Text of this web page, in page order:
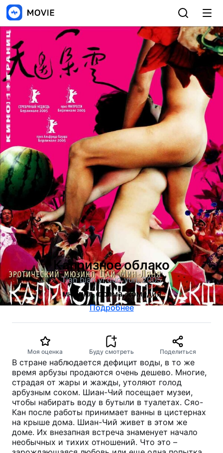
Капризное облако
Tian bian yi duo yun, 2005
мюзикл, драма, комедия
Подробнее
Моя оценка Буду смотреть Поделиться
В стране наблюдается дефицит воды, в то же
время арбузы продаются очень дешево. Многие,
страдая от жары и жажды, утоляют голод
арбузным соком. Шиан-Чий посещает музеи,
чтобы набирать воду в бутыли в туалетах. Сяо-
Кан после работы принимает ванны в цистернах
на крыше дома. Шиан-Чий живет в этом же
доме. Их внезапная встреча знаменует начало
необычных и тихих отношений. Что это –